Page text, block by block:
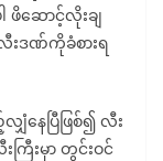
ဖိဆောင့်လိုးချ
ဒဏ်ကိုခံစားရ
နေပြီဖြစ်၍ လီး
ြီးမှာ တွင်းဝင်